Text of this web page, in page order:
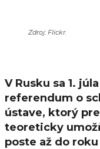
Zdroj: Flickr.
V Rusku sa 1.
referendum o
ústave, ktorý
teoreticky
poste až do